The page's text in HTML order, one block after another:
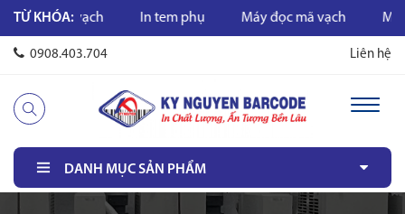
TỪ KHÓA:
In mã vạch In tem phụ Máy đọc mã vạch Máy in
0908.403.704 Liên hệ
DANH MỤC SẢN PHẨM